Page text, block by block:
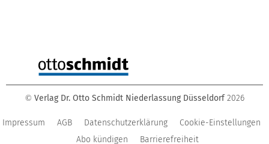
© Verlag Dr. Otto Schmidt Niederlassung Düsseldorf 2026
Impressum AGB Datenschutzerklärung
Cookie-Einstellungen
Abo kündigen
Barrierefreiheit